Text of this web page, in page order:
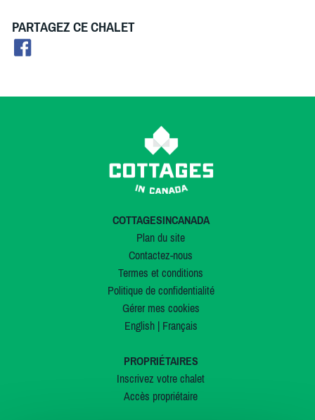
PARTAGEZ CE CHALET
COTTAGESINCANADA
Plan du site
Contactez-nous
Termes et conditions
Politique de confidentialité
Gérer mes cookies
English| Français
PROPRIÉTAIRES
Inscrivez votre chalet
Accès propriétaire